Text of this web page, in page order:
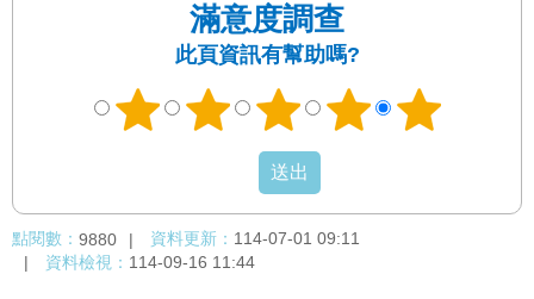
捷
影
滿意度調查
此頁資訊有幫助嗎?
點閱數： 9880 資料更新： 114-07-01 09:11
資料檢視： 114-09-16 11:44